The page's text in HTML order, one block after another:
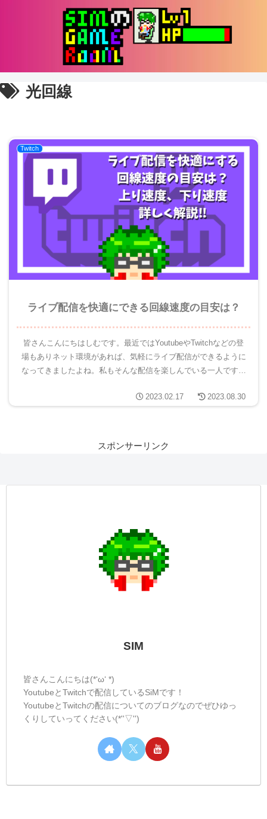
光回線
Twitch
ライブ配信を快適にできる回線速度の目安は？
皆さんこんにちはしむです。最近ではYoutubeやTwitchなどの登
場もありネット環境があれば、気軽にライブ配信ができるように
なってきましたよね。私もそんな配信を楽しんでいる一人です。
2023.02.17
2023.08.30
スポンサーリンク
SIM
皆さんこんにちは(*‘ω‘ *)
YoutubeとTwitchで配信しているSiMです！
YoutubeとTwitchの配信についてのブログなのでぜひゆっ
くりしていってください(*''▽'')